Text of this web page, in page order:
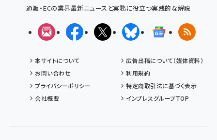
通販・ECの業界最新ニュースと実務に役立つ実践的な解説
メルマガFacebookX(エックス)BlueskyGoogleニュ
RSS
本サイトについて
広告出稿について（媒体資料）
お問い合わせ
利用規約
プライバシーポリシー
特定商取引法に基づく表示
会社概要
インプレスグループTOP